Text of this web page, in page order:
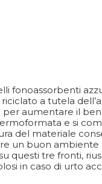
fonoassorbenti
a tutela
aumentare il
e si
del materiale
un buon
questi tre fronti,
in caso di urto